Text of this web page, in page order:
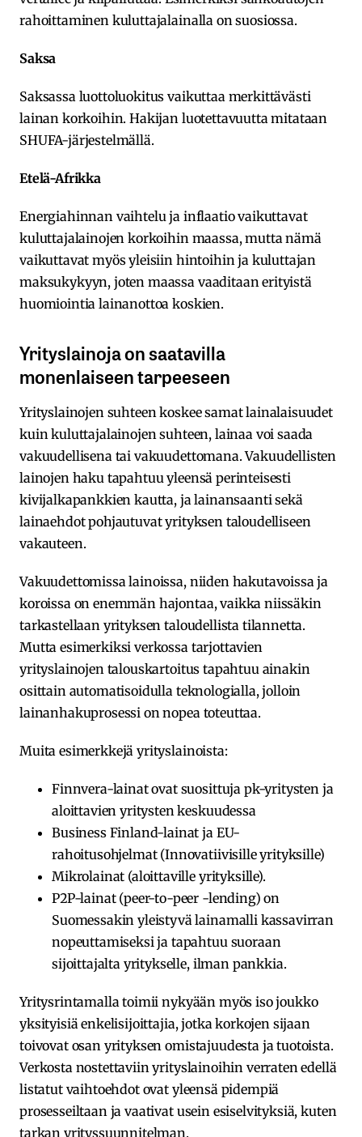
rahoittaminen kuluttajalainalla on suosiossa.
Saksa
Saksassa luottoluokitus vaikuttaa merkittävästi
lainan korkoihin. Hakijan luotettavuutta mitataan
SHUFA-järjestelmällä.
Etelä-Afrikka
Energiahinnan vaihtelu ja inflaatio vaikuttavat
kuluttajalainojen korkoihin maassa, mutta nämä
vaikuttavat myös yleisiin hintoihin ja kuluttajan
maksukykyyn, joten maassa vaaditaan erityistä
huomiointia lainanottoa koskien.
Yrityslainoja on saatavilla
monenlaiseen tarpeeseen
Yrityslainojen suhteen koskee samat lainalaisuudet
kuin kuluttajalainojen suhteen, lainaa voi saada
vakuudellisena tai vakuudettomana. Vakuudellisten
lainojen haku tapahtuu yleensä perinteisesti
kivijalkapankkien kautta, ja lainansaanti sekä
lainaehdot pohjautuvat yrityksen taloudelliseen
vakauteen.
Vakuudettomissa lainoissa, niiden hakutavoissa ja
koroissa on enemmän hajontaa, vaikka niissäkin
tarkastellaan yrityksen taloudellista tilannetta.
Mutta esimerkiksi verkossa tarjottavien
yrityslainojen talouskartoitus tapahtuu ainakin
osittain automatisoidulla teknologialla, jolloin
lainanhakuprosessi on nopea toteuttaa.
Muita esimerkkejä yrityslainoista:
Finnvera-lainat ovat suosittuja pk-yritysten ja
aloittavien yritysten keskuudessa
Business Finland-lainat ja EU-
rahoitusohjelmat (Innovatiivisille yrityksille)
Mikrolainat (aloittaville yrityksille).
P2P-lainat (peer-to-peer -lending) on
Suomessakin yleistyvä lainamalli kassavirran
nopeuttamiseksi ja tapahtuu suoraan
sijoittajalta yritykselle, ilman pankkia.
Yritysrintamalla toimii nykyään myös iso joukko
yksityisiä enkelisijoittajia, jotka korkojen sijaan
toivovat osan yrityksen omistajuudesta ja tuotoista.
Verkosta nostettaviin yrityslainoihin verraten edellä
listatut vaihtoehdot ovat yleensä pidempiä
prosesseiltaan ja vaativat usein esiselvityksiä, kuten
tarkan yrityssuunnitelman.